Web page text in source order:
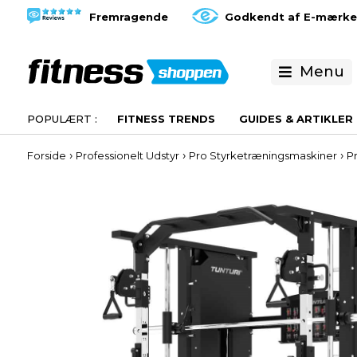
Fremragende Godkendt af E-
Menu
FITNESS TRENDS GUIDES & ARTIKLER
Forside › Professionelt Udstyr› Pro Styrketræningsmaskiner›